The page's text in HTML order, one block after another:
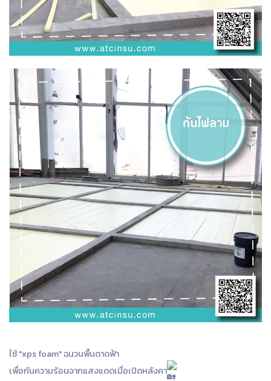
ใช้ "xps foam" ฉนวนพื้นดาดฟ้า
เพื่อกันความร้อนจากแสงแดดเมื่อเปิดหลังคา